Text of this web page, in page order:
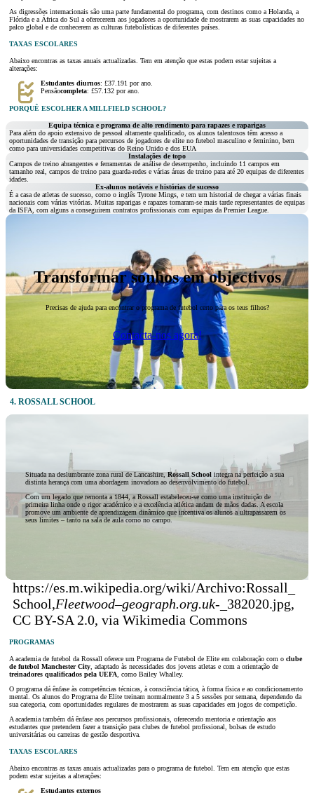
As digressões internacionais são uma parte fundamental do programa, com destinos como a Holanda, a
Flórida e a África do Sul a oferecerem aos jogadores a oportunidade de mostrarem as suas capacidades no
palco global e de conhecerem as culturas futebolísticas de diferentes países.
TAXAS ESCOLARES
Abaixo encontras as taxas anuais actualizadas. Tem em atenção que estas podem estar sujeitas a
alterações:
Estudantes diurnos: £37.191 por ano.
Pensãocompleta: £57.132 por ano.
PORQUÊ ESCOLHER A MILLFIELD SCHOOL?
Equipa técnica e programa de alto rendimento para rapazes e raparigas
Para além do apoio extensivo de pessoal altamente qualificado, os alunos talentosos têm acesso a
oportunidades de transição para percursos de jogadores de elite no futebol masculino e feminino, bem
como para universidades competitivas do Reino Unido e dos EUA
Instalações de topo
Campos de treino abrangentes e ferramentas de análise de desempenho, incluindo 11 campos em
tamanho real, campos de treino para guarda-redes e várias áreas de treino para até 20 equipas de diferentes
idades.
Ex-alunos notáveis e histórias de sucesso
É a casa de atletas de sucesso, como o inglês Tyrone Mings, e tem um historial de chegar a várias finais
nacionais com várias vitórias. Muitas raparigas e rapazes tornaram-se mais tarde representantes de equipas
da ISFA, com alguns a conseguirem contratos profissionais com equipas da Premier League.
Transformar sonhos em objectivos
Precisas de ajuda para encontrar o programa de futebol certo para os teus filhos?
Contacta-nos agora!
4. ROSSALLSCHOOL
Situada na deslumbrante zona rural de Lancashire,Rossall Schoolintegra na perfeição a sua
distinta herança com uma abordagem inovadora ao desenvolvimento do futebol.
Com um legado que remonta a 1844, a Rossall estabeleceu-se como uma instituição de
primeira linha onde o rigor académico e a excelência atlética andam de mãos dadas. A escola
promove um ambiente de aprendizagem dinâmico que incentiva os alunos a ultrapassarem os
seus limites – tanto na sala de aula como no campo.
https://es.m.wikipedia.org/wiki/Archivo:Rossall_
School,Fleetwood–geograph.org.uk-_382020.jpg,
CC BY-SA 2.0, via Wikimedia Commons
PROGRAMAS
A academia de futebol da Rossall oferece um Programa de Futebol de Elite em colaboração com o clube
de futebol Manchester City , adaptado às necessidades dos jovens atletas e com a orientação de
treinadores qualificados pela UEFA , como Bailey Whalley.
O programa dá ênfase às competências técnicas, à consciência tática, à forma física e ao condicionamento
mental. Os alunos do Programa de Elite treinam normalmente 3 a 5 sessões por semana, dependendo da
sua categoria, com oportunidades regulares de mostrarem as suas capacidades em jogos de competição.
A academia também dá ênfase aos percursos profissionais, oferecendo mentoria e orientação aos
estudantes que pretendem fazer a transição para clubes de futebol profissional, bolsas de estudo
universitárias ou carreiras de gestão desportiva.
TAXAS ESCOLARES
Abaixo encontras as taxas anuais actualizadas para o programa de futebol. Tem em atenção que estas
podem estar sujeitas a alterações:
Estudantes externos